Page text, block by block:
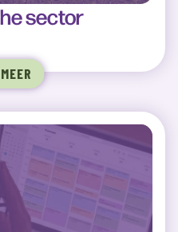
sector